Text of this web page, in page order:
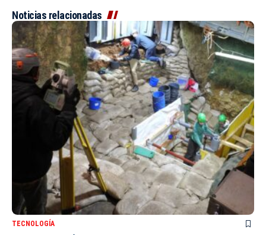
Noticias relacionadas
TECNOLOGÍA